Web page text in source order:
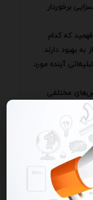
برخوردار
فهمید که کدام
به بهبود دارند.
آینده مورد
مختلفی
تعداد دانلودها
به محتوای
کانال‌های
جذاب‌تر بوده‌اند.
تعامل با